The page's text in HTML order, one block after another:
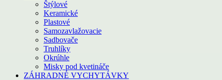
Štýlové
Keramické
Plastové
Samozavlažovacie
Sadbovače
Truhlíky
Okrúhle
Misky pod kvetináče
ZÁHRADNÉ VYCHYTÁVKY